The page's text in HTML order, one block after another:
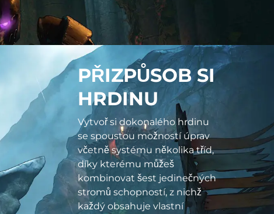
PŘIZPŮSOB SI
HRDINU
Vytvoř si dokonalého hrdinu
se spoustou možností úprav
včetně systému několika tříd,
díky kterému můžeš
kombinovat šest jedinečných
stromů schopností, z nichž
každý obsahuje vlastní